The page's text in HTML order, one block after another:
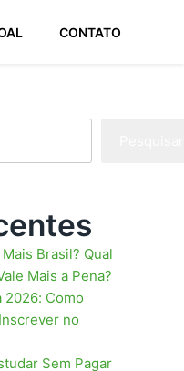
CONTATO
Brasil? Qual
Mais a Pena?
2026: Como
no
Sem Pagar